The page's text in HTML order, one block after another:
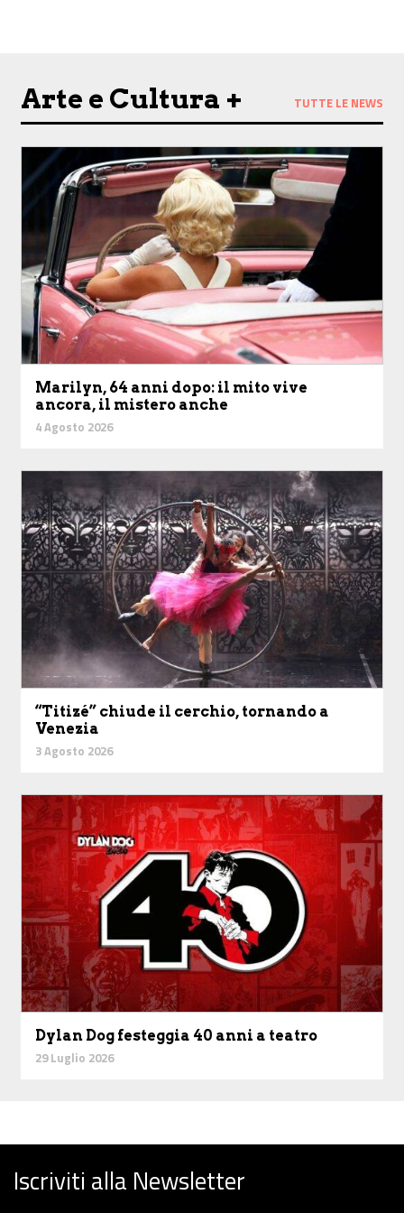
Arte e Cultura + TUTTE LE NEWS
Marilyn, 64 anni dopo: il mito vive
ancora, il mistero anche
4 Agosto 2026
“Titizé” chiude il cerchio, tornando a
Venezia
3 Agosto 2026
Dylan Dog festeggia 40 anni a teatro
29 Luglio 2026
Iscriviti alla Newsletter